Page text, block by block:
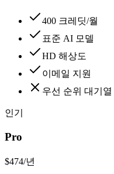
400 크레딧/월
표준 AI 모델
HD 해상도
이메일 지원
우선 순위 대기열
인기
Pro
$474/년